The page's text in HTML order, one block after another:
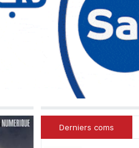
Derniers coms